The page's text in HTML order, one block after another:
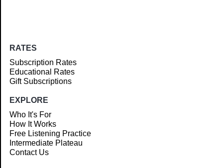
RATES
Subscription Rates
Educational Rates
Gift Subscriptions
EXPLORE
Who It's For
How It Works
Free Listening Practice
Intermediate Plateau
Contact Us